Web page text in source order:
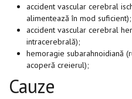
accident vascular cerebral
alimentează în mod suficient);
accident vascular cerebral
intracerebrală);
hemoragie subarahnoidiană
acoperă creierul);
Cauze